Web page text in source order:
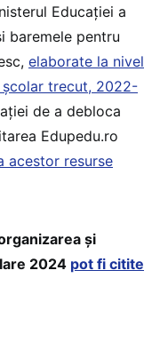
Educației a
baremele pentru
elaborate la nivel
școlar trecut, 2022-
de a debloca
Edupedu.ro
acestor resurse
și
2024 pot fi citite